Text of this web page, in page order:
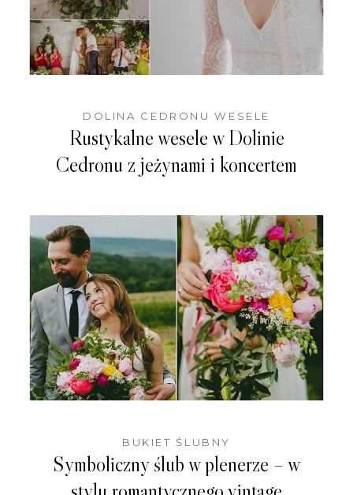
DOLINA CEDRONU WESELE
Rustykalne wesele w Dolinie
Cedronu z jeżynami i koncertem
BUKIET ŚLUBNY
Symboliczny ślub w plenerze – w